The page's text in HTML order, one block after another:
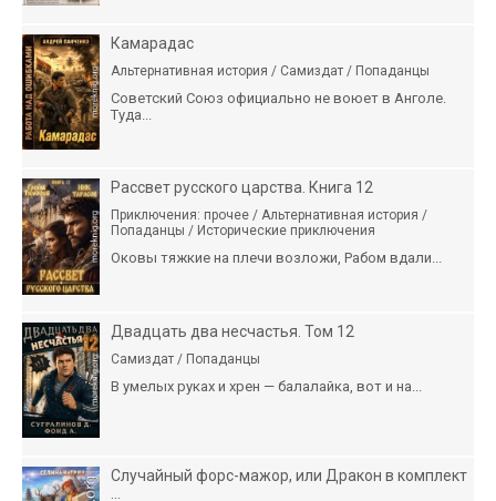
Камарадас
Альтернативная история / Самиздат / Попаданцы
Советский Союз официально не воюет в Анголе.
Туда...
Рассвет русского царства. Книга 12
Приключения: прочее / Альтернативная история /
Попаданцы / Исторические приключения
Оковы тяжкие на плечи возложи, Рабом вдали...
Двадцать два несчастья. Том 12
Самиздат / Попаданцы
В умелых руках и хрен — балалайка, вот и на...
Случайный форс-мажор, или Дракон в комплект